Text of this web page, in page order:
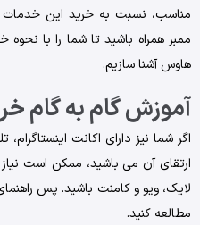
مناسب، نسبت ‌به خرید این خدمات
ممبر همراه باشید تا شما را با نحوه
هاوس آشنا سازیم.
آموزش گام‌ به‌ گام
اگر شما نیز دارای اکانت
ارتقای آن می ‌باشید، ممکن است
لایک، ویو و کامنت باشید. پس
مطالعه کنید.